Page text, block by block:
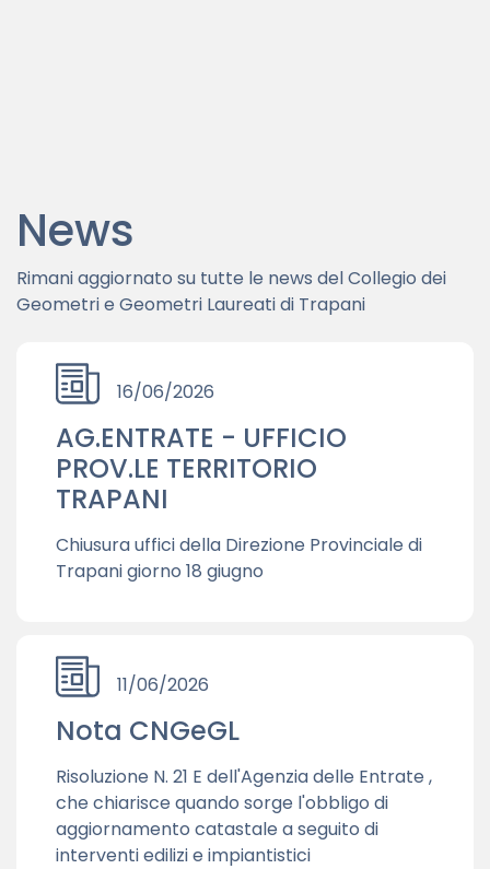
News
Rimani aggiornato su tutte le news del Collegio dei
Geometri e Geometri Laureati di Trapani
16/06/2026
AG.ENTRATE - UFFICIO
PROV.LE TERRITORIO
TRAPANI
Chiusura uffici della Direzione Provinciale di
Trapani giorno 18 giugno
11/06/2026
Nota CNGeGL
Risoluzione N. 21 E dell'Agenzia delle Entrate ,
che chiarisce quando sorge l'obbligo di
aggiornamento catastale a seguito di
interventi edilizi e impiantistici